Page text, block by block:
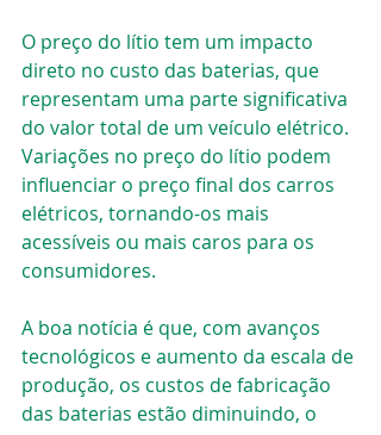
O preço do lítio tem um impacto
direto no custo das baterias, que
representam uma parte significativa
do valor total de um veículo elétrico.
Variações no preço do lítio podem
influenciar o preço final dos carros
elétricos, tornando-os mais
acessíveis ou mais caros para os
consumidores.
A boa notícia é que, com avanços
tecnológicos e aumento da escala de
produção, os custos de fabricação
das baterias estão diminuindo, o